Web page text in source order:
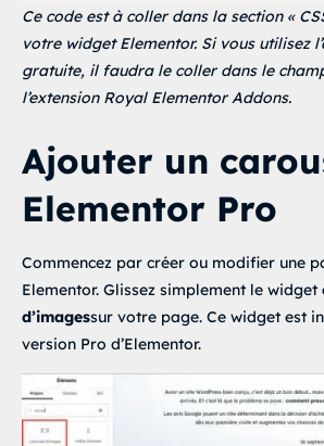
Ce code est à coller dans la section «
votre widget Elementor. Si vous utilisez
gratuite, il faudra le coller dans le
l’extension Royal Elementor Addons.
Ajouter un
Elementor Pro
Commencez par créer ou modifier une
Elementor. Glissez simplement le widget
d’imagessur votre page. Ce widget est
version Pro d’Elementor.